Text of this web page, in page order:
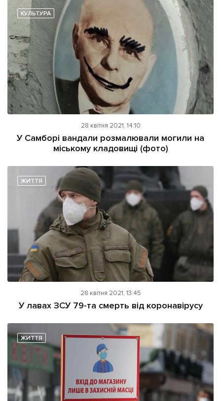
КУЛЬТУРА
28 квітня 2021, 14:10
У Самборі вандали розмалювали могили на
міському кладовищі (фото)
ЖИТТЯ
28 квітня 2021, 13:45
У лавах ЗСУ 79-та смерть від коронавірусу
ЖИТТЯ